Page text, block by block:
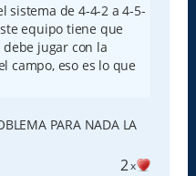
sistema de 4-4-2 a 4-5-
equipo tiene que
jugar con la
campo, eso es lo que
PARA NADA LA
2x